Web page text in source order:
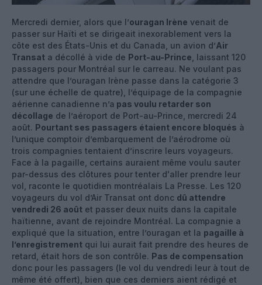
Mercredi dernier, alors que l’ouragan Irène venait de
passer sur Haïti et se dirigeait inexorablement vers la
côte est des États-Unis et du Canada, un avion d’Air
Transat a décollé à vide de Port-au-Prince , laissant 120
passagers pour Montréal sur le carreau. Ne voulant pas
attendre que l’ouragan Irène passe dans la catégorie 3
(sur une échelle de quatre), l’équipage de la compagnie
aérienne canadienne n’a pas voulu retarder son
décollage de l’aéroport de Port-au-Prince, mercredi 24
août. Pourtant ses passagers étaient encore bloqués à
l’unique comptoir d’embarquement de l’aérodrome où
trois compagnies tentaient d’inscrire leurs voyageurs.
Face à la pagaille, certains auraient même voulu sauter
par-dessus des clôtures pour tenter d'aller prendre leur
vol, raconte le quotidien montréalais La Presse. Les 120
voyageurs du vol d’Air Transat ont donc dû attendre
vendredi 26 août et passer deux nuits dans la capitale
haïtienne, avant de rejoindre Montréal. La compagnie a
expliqué que la situation, entre l’ouragan et la pagaille à
l’enregistrement qui lui aurait fait prendre des heures de
retard, était hors de son contrôle. Pas de compensation
donc pour les passagers (le vol du vendredi leur à tout de
même été offert), bien que ces derniers aient rédigé et